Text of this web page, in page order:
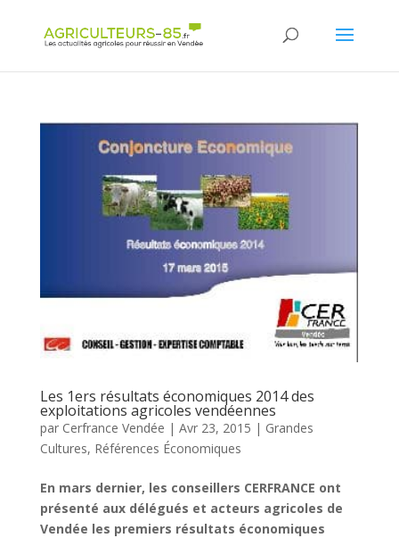
Les 1ers résultats économiques 2014 des
exploitations agricoles vendéennes
par Cerfrance Vendée | Avr 23, 2015 | Grandes
Cultures, Références Économiques
En mars dernier, les conseillers CERFRANCE ont
présenté aux délégués et acteurs agricoles de
Vendée les premiers résultats économiques